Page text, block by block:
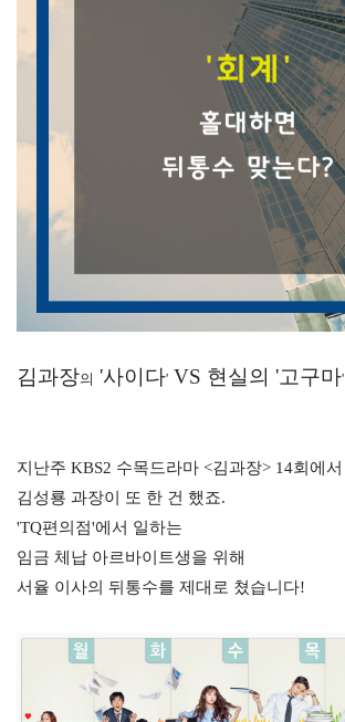
김과장의 '사이다' VS 현실의 '고구마'
지난주 KBS2 수목드라마 <김과장> 14회에서
김성룡 과장이 또 한 건 했죠.
'TQ편의점'에서 일하는
임금 체납 아르바이트생을 위해
서율 이사의 뒤통수를 제대로 쳤습니다!